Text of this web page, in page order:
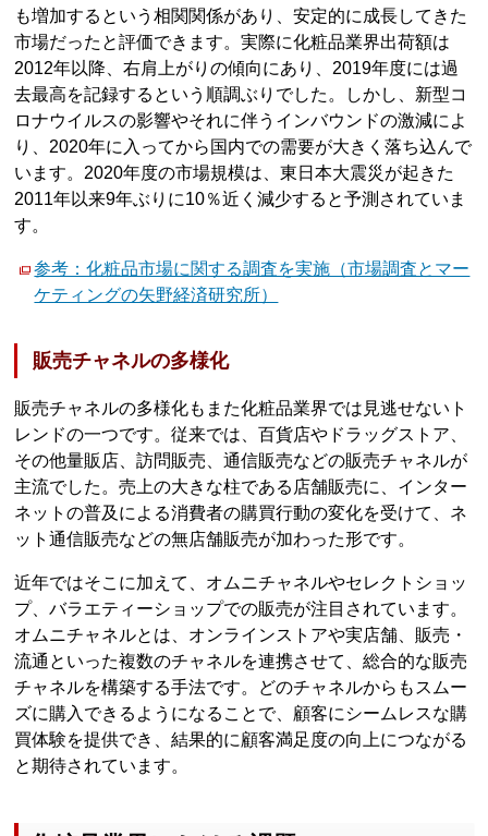
も増加するという相関関係があり、安定的に成長してきた
市場だったと評価できます。実際に化粧品業界出荷額は
2012年以降、右肩上がりの傾向にあり、2019年度には過
去最高を記録するという順調ぶりでした。しかし、新型コ
ロナウイルスの影響やそれに伴うインバウンドの激減によ
り、2020年に入ってから国内での需要が大きく落ち込んで
います。2020年度の市場規模は、東日本大震災が起きた
2011年以来9年ぶりに10％近く減少すると予測されていま
す。
参考：化粧品市場に関する調査を実施（市場調査とマー
ケティングの矢野経済研究所）
販売チャネルの多様化
販売チャネルの多様化もまた化粧品業界では見逃せないト
レンドの一つです。従来では、百貨店やドラッグストア、
その他量販店、訪問販売、通信販売などの販売チャネルが
主流でした。売上の大きな柱である店舗販売に、インター
ネットの普及による消費者の購買行動の変化を受けて、ネ
ット通信販売などの無店舗販売が加わった形です。
近年ではそこに加えて、オムニチャネルやセレクトショッ
プ、バラエティーショップでの販売が注目されています。
オムニチャネルとは、オンラインストアや実店舗、販売・
流通といった複数のチャネルを連携させて、総合的な販売
チャネルを構築する手法です。どのチャネルからもスムー
ズに購入できるようになることで、顧客にシームレスな購
買体験を提供でき、結果的に顧客満足度の向上につながる
と期待されています。